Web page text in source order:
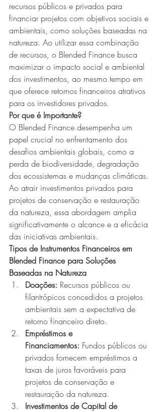
recursos públicos e privados para
financiar projetos com objetivos sociais e
ambientais, como soluções baseadas na
natureza. Ao utilizar essa combinação
de recursos, o Blended Finance busca
maximizar o impacto social e ambiental
dos investimentos, ao mesmo tempo em
que oferece retornos financeiros atrativos
para os investidores privados.
Por que é Importante?
O Blended Finance desempenha um
papel crucial no enfrentamento dos
desafios ambientais globais, como a
perda de biodiversidade, degradação
dos ecossistemas e mudanças climáticas.
Ao atrair investimentos privados para
projetos de conservação e restauração
da natureza, essa abordagem amplia
significativamente o alcance e a eficácia
das iniciativas ambientais.
Tipos de Instrumentos Financeiros em
Blended Finance para Soluções
Baseadas na Natureza
Doações: Recursos públicos ou
filantrópicos concedidos a projetos
ambientais sem a expectativa de
retorno financeiro direto.
Empréstimos e
Financiamentos: Fundos públicos ou
privados fornecem empréstimos a
taxas de juros favoráveis para
projetos de conservação e
restauração da natureza.
Investimentos de Capital de